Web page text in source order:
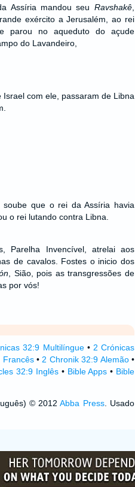
Assíria mandou seu Ravshakê,
exército a Jerusalém, ao rei
parou no aqueduto do açude
do Lavandeiro,
com ele, passaram de Libna
que o rei da Assíria havia
o rei lutando contra Libna.
Parelha Invencível, atrelai aos
de cavalos. Fostes o inicio dos
, Sião, pois as transgressões de
por vós!
32:9 Multilíngue• 2 Crónicas
Francês• 2 Chronik 32:9 Alemão•
32:9 Inglês• Bible Apps • Bible
© 2012Abba Press. Usado